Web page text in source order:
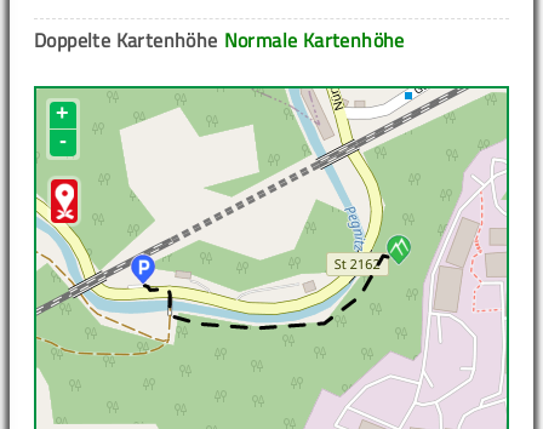
Normale Kartenhöhe
Doppelte Kartenhöhe
+
-